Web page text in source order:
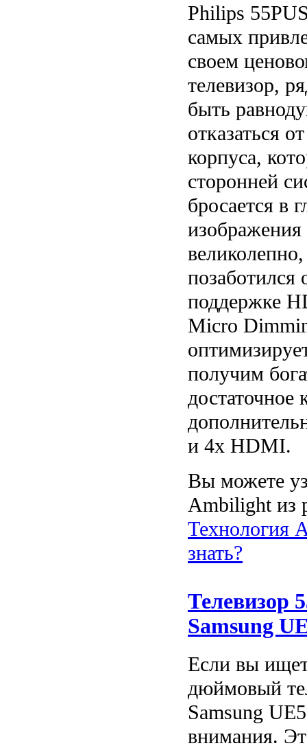
Philips
самых
своем
телевизор,
быть
отказаться
корпуса,
сторонней
бросается в
поддержке
Micro
получим
достаточное
и 4x HDMI.
Вы можете
Ambilight из
Технология
знать?
Телевизор
Samsung
Если вы
дюймовый
Samsung
внимания.